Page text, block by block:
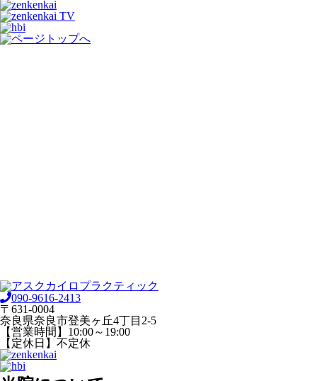
090-9616-2413
〒631-0004
奈良県奈良市登美ヶ丘4丁目2-5
【営業時間】10:00～19:00
【定休日】不定休